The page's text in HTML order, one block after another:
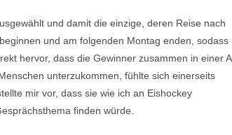
und damit die einzige, deren Reise nach
und am folgenden Montag enden, sodass
hervor, dass die Gewinner zusammen in einer
unterzukommen, fühlte sich einerseits
mir vor, dass sie wie ich an Eishockey
finden würde.